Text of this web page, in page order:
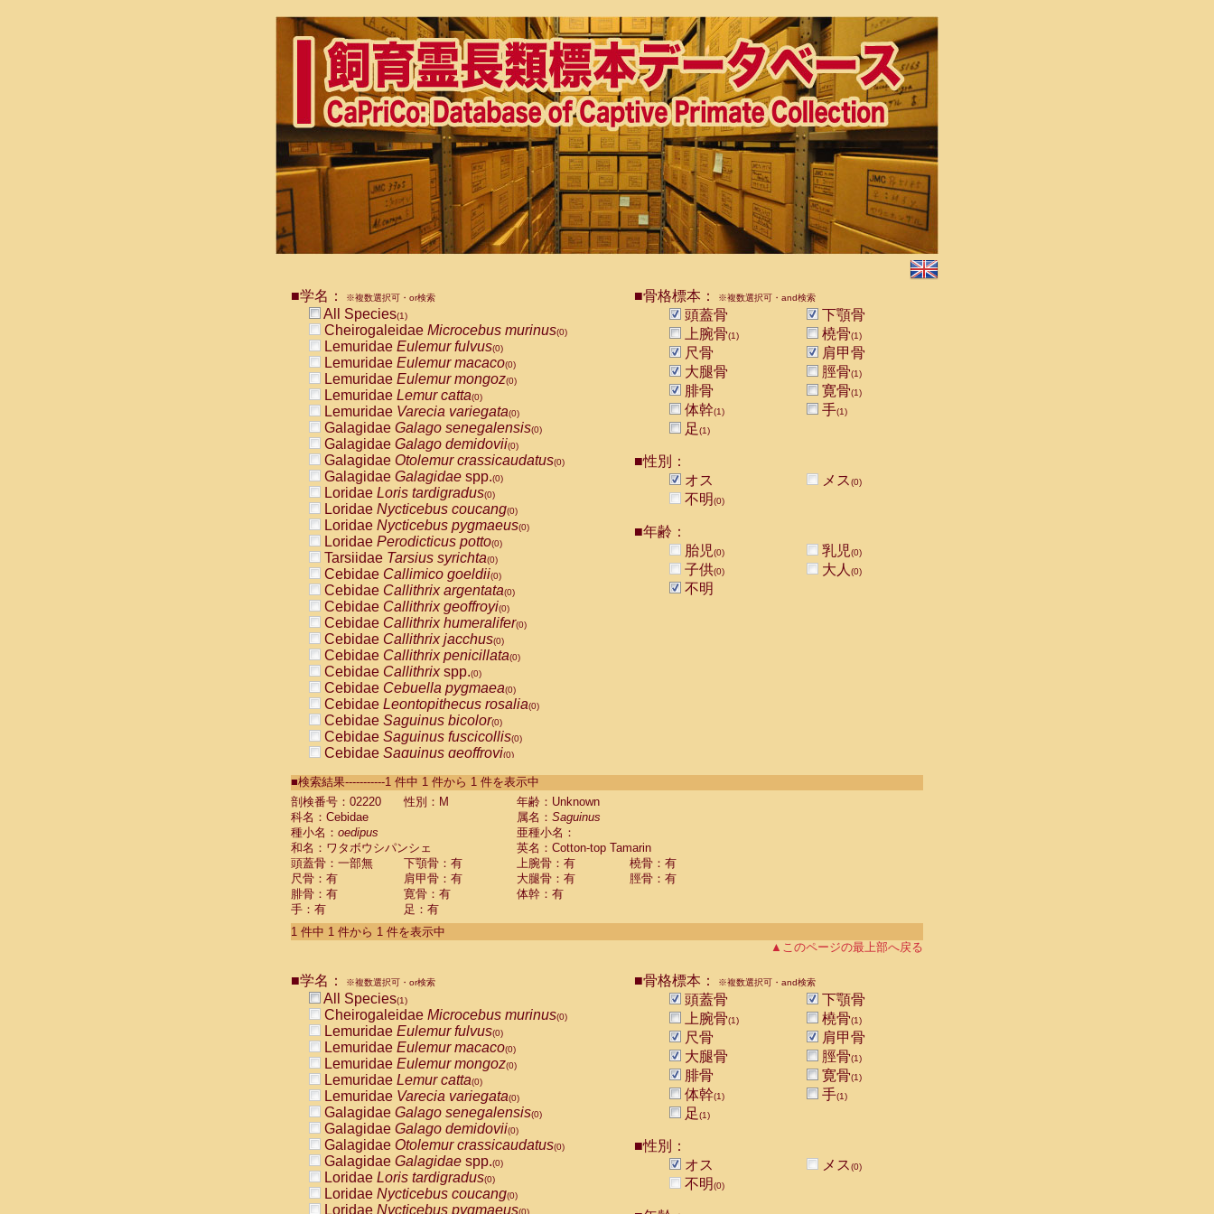
■学名： ※複数選択可・or検索
All Species(1)
Cheirogaleidae Microcebus murinus(0)
Lemuridae Eulemur fulvus(0)
Lemuridae Eulemur macaco(0)
Lemuridae Eulemur mongoz(0)
Lemuridae Lemur catta(0)
Lemuridae Varecia variegata(0)
Galagidae Galago senegalensis(0)
Galagidae Galago demidovii(0)
Galagidae Otolemur crassicaudatus(0)
Galagidae Galagidae spp.(0)
Loridae Loris tardigradus(0)
Loridae Nycticebus coucang(0)
Loridae Nycticebus pygmaeus(0)
Loridae Perodicticus potto(0)
Tarsiidae Tarsius syrichta(0)
Cebidae Callimico goeldii(0)
Cebidae Callithrix argentata(0)
Cebidae Callithrix geoffroyi(0)
Cebidae Callithrix humeralifer(0)
Cebidae Callithrix jacchus(0)
Cebidae Callithrix penicillata(0)
Cebidae Callithrixspp.(0)
Cebidae Cebuella pygmaea(0)
Cebidae Leontopithecus rosalia(0)
Cebidae Saguinus bicolor(0)
Cebidae Saguinus fuscicollis(0)
Cebidae Saguinus geoffroyi(0)
CebidaeSaguinus labiatus(0)
Cebidae Saguinus leucopus (0)
Cebidae
Cebidae
CebidaeSaguinus nigricollis (0)
Cebidae Saguinus oedipus
Cebidae Saguinus weddelli
Cebidae Saguinusspp.
Cebidae Aotus trivirgatus
Cebidae Cebus albifrons
CebidaeCebus nigrivittatus
CebidaeCebus
CebidaeSaimiri boliviensis(0)
CebidaeSaimiri sciureus(0)
AtelidaeAlouatta caraya(0)
AtelidaeAlouatta fusca(0)
AtelidaeAlouatta seniculus
AtelidaeAlouattaspp.(0)
AtelidaeAteles belzebuth(0)
AtelidaeAteles geoffroyi(0)
AtelidaeAteles paniscus(0)
AtelidaeAtelesspp.(0)
Atelidae Lagothrix lagothricha
AtelidaeLagothrix lagothricha cana
PitheciidaeCacajao calvus rubicundus
■骨格標本： ※複数選択可・and検索
頭蓋骨
下顎骨
上腕骨(1) 橈骨(1)
尺骨
肩甲骨
大腿骨
脛骨(1)
腓骨 寛骨(1)
体幹(1) 手(1)
足(1)
■性別：
オス
メス(0)
不明(0)
■年齢：
胎児(0) 乳児(0)
子供(0) 大人 (0)
不明
■検索結果-----------1 件中 1 件から 1 件を表示中
剖検番号：02220
性別：M
年齢：Unknown
科名：Cebidae
属名： Saguinus
種小名： oedipus
亜種小名：
和名：ワタボウシパンシェ
英名：Cotton-top Tamarin
頭蓋骨：一部無
下顎骨：有 上腕骨：有
橈骨：有
尺骨：有
肩甲骨：有 大腿骨：有
脛骨：有
腓骨：有
寛骨：有
体幹：有
手：有
足：有
1 件中 1 件から 1 件を表示中
▲このページの最上部へ戻る
■学名： ※複数選択可・or検索
All Species(1)
Cheirogaleidae Microcebus murinus(0)
Lemuridae Eulemur fulvus(0)
Lemuridae Eulemur macaco(0)
Lemuridae Eulemur mongoz(0)
Lemuridae Lemur catta(0)
Lemuridae Varecia variegata(0)
Galagidae Galago senegalensis(0)
Galagidae Galago demidovii(0)
Galagidae Otolemur crassicaudatus(0)
Galagidae Galagidae spp.(0)
Loridae Loris tardigradus(0)
Loridae Nycticebus coucang(0)
Loridae Nycticebus pygmaeus(0)
■骨格標本： ※複数選択可・and検索
頭蓋骨
下顎骨
上腕骨(1) 橈骨(1)
尺骨
肩甲骨
大腿骨
脛骨(1)
腓骨 寛骨(1)
体幹(1) 手(1)
足(1)
■性別：
オス
メス(0)
不明(0)